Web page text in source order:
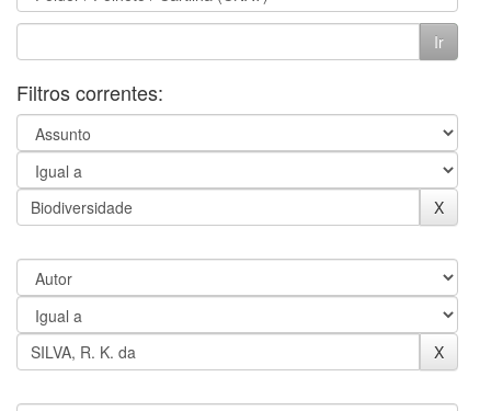
Filtros correntes: